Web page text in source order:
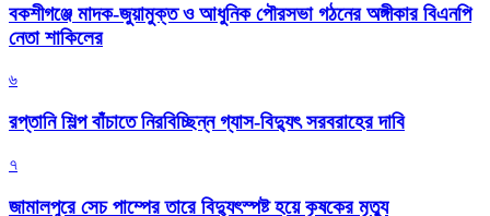
বকশীগঞ্জে মাদক-জুয়ামুক্ত ও আধুনিক পৌরসভা গঠনের অঙ্গীকার বিএনপি
নেতা শাকিলের
৬
রপ্তানি শিল্প বাঁচাতে নিরবিচ্ছিন্ন গ্যাস-বিদ্যুৎ সরবরাহের দাবি
৭
জামালপুরে সেচ পাম্পের তারে বিদ্যুৎস্পষ্ট হয়ে কৃষকের মৃত্যু